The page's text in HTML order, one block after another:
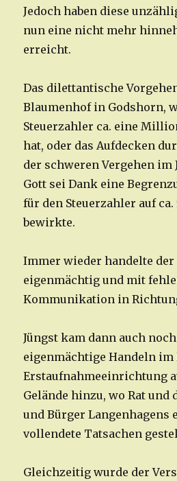
Jedoch haben diese
nun eine nicht mehr
erreicht.
Das dilettantische
Blaumenhof in Godshorn,
Steuerzahler ca. eine
hat, oder das Aufdecken
der schweren Vergehen im
Gott sei Dank eine
für den Steuerzahler auf ca.
bewirkte.
Immer wieder handelte
eigenmächtig und mit
Kommunikation in
Jüngst kam dann auch
eigenmächtige Handeln im
Erstaufnahmeeinrichtung
Gelände hinzu, wo Rat und
und Bürger Langenhagens
vollendete Tatsachen
Gleichzeitig wurde der